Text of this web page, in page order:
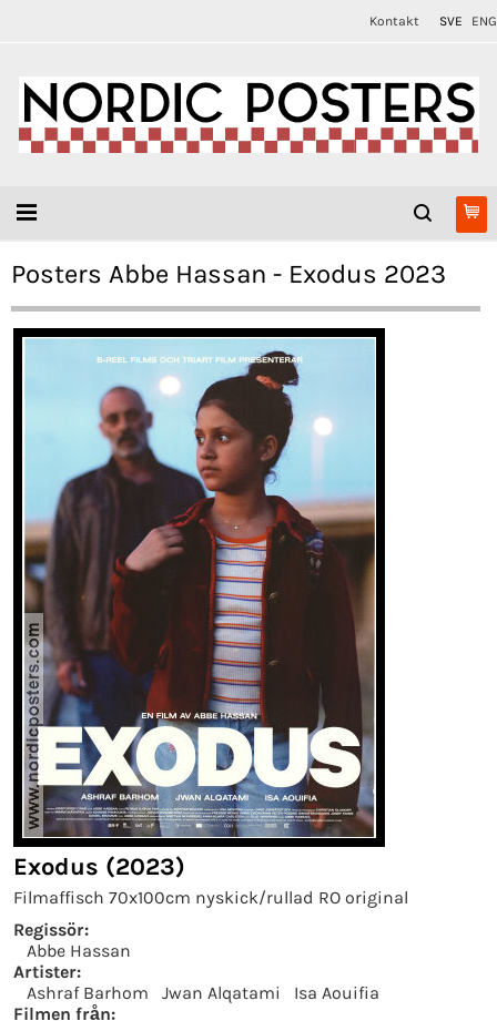
Kontakt SVE ENG
Posters Abbe Hassan - Exodus 2023
Exodus (2023)
Filmaffisch 70x100cm nyskick/rullad RO original
Regissör:
Abbe Hassan
Artister:
Ashraf Barhom
Jwan Alqatami
Isa Aouifia
Filmen från: